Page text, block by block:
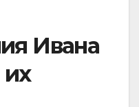
Ивана
их